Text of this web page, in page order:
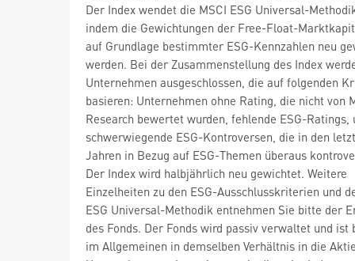
Der Index wendet die MSCI ESG Universal-
indem die Gewichtungen der Free-Float-
auf Grundlage bestimmter ESG-Kennzahlen neu
werden. Bei der Zusammenstellung des Index
Unternehmen ausgeschlossen, die auf folgenden
basieren: Unternehmen ohne Rating, die nicht von
Research bewertet wurden, fehlende ESG-Ratings,
schwerwiegende ESG-Kontroversen, die in den
Jahren in Bezug auf ESG-Themen überaus
Der Index wird halbjährlich neu gewichtet. Weitere
Einzelheiten zu den ESG-Ausschlusskriterien und
ESG Universal-Methodik entnehmen Sie bitte der
des Fonds. Der Fonds wird passiv verwaltet und ist
im Allgemeinen in demselben Verhältnis in die